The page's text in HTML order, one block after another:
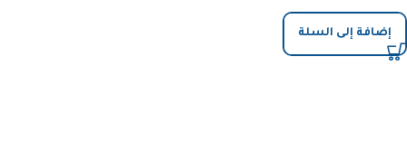
إضافة إلى السلة